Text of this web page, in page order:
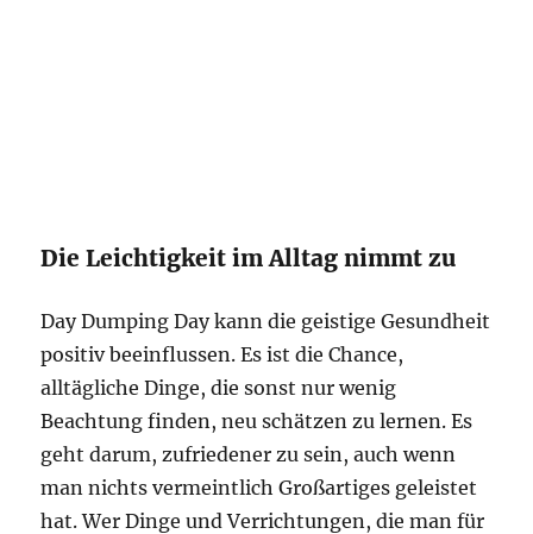
Die Leichtigkeit im Alltag nimmt zu
Day Dumping Day kann die geistige Gesundheit
positiv beeinflussen. Es ist die Chance,
alltägliche Dinge, die sonst nur wenig
Beachtung finden, neu schätzen zu lernen. Es
geht darum, zufriedener zu sein, auch wenn
man nichts vermeintlich Großartiges geleistet
hat. Wer Dinge und Verrichtungen, die man für